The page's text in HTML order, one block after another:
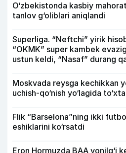
O‘zbekistonda kasbiy
tanlov g‘oliblari aniqlandi
Superliga. “Neftchi” yirik
“OKMK” super kambek
ustun keldi, “Nasaf” durang
Moskvada reysga kechikkan
uchish-qo‘nish yo‘lagida
Flik “Barselona”ning ikki
eshiklarini ko‘rsatdi
Eron Hormuzda BAA yonilg‘i